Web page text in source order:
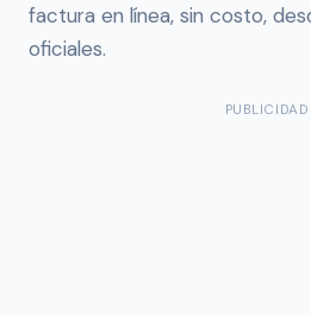
factura en línea, sin costo,
oficiales.
PUBLICIDAD